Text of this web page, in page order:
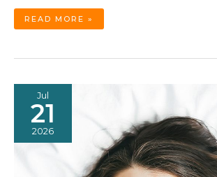
¿TECNOFEUDALISMO
EVOLUCIÓN
DEBATE
READ MORE »
Jul
21
2026